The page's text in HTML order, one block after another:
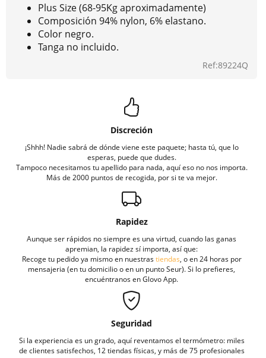
Plus Size (68-95Kg aproximadamente)
Composición 94% nylon, 6% elastano.
Color negro.
Tanga no incluido.
Ref:89224Q
Discreción
¡Shhh! Nadie sabrá de dónde viene este paquete; hasta tú, que lo
esperas, puede que dudes.
Tampoco necesitamos tu apellido para nada, aquí eso no nos importa.
Más de 2000 puntos de recogida, por si te va mejor.
Rapidez
Aunque ser rápidos no siempre es una virtud, cuando las ganas
apremian, la rapidez sí importa, así que:
Recoge tu pedido ya mismo en nuestrastiendas , o en 24 horas por
mensajeria (en tu domicilio o en un punto Seur). Si lo prefieres,
encuéntranos en Glovo App.
Seguridad
Si la experiencia es un grado, aquí reventamos el termómetro: miles
de clientes satisfechos, 12 tiendas físicas, y más de 75 profesionales